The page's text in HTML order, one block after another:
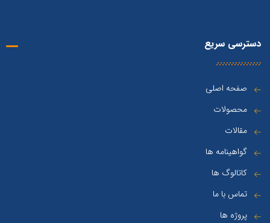
دسترسی سریع
صفحه اصلی
محصولات
مقالات
گواهینامه ها
کاتالوگ ها
تماس با ما
پروژه ها